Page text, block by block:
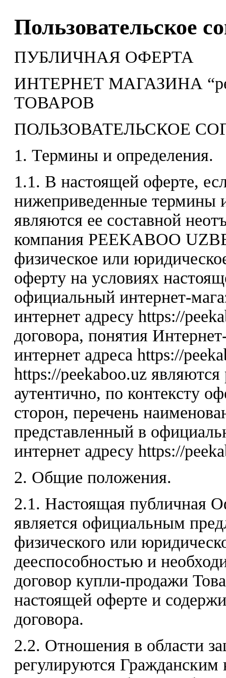
Пользовательское
ПУБЛИЧНАЯ ОФЕРТА
ИНТЕРНЕТ МАГАЗИНА
ТОВАРОВ
ПОЛЬЗОВАТЕЛЬСКОЕ
1. Термины и определения.
1.1. В настоящей оферте,
нижеприведенные термины
являются ее составной
компания PEEKABOO
физическое или
оферту на условиях
официальный интернет-
интернет адресу https://
договора, понятия
интернет адреса https://
https://peekaboo.uz
аутентично, по контексту
сторон, перечень
представленный в
интернет адресу https://
2. Общие положения.
2.1. Настоящая публичная
является официальным
физического или
дееспособностью и
договор купли-продажи
настоящей оферте и
договора.
2.2. Отношения в области
регулируются Гражданским